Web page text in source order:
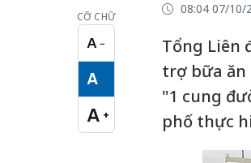
CỠ CHỮ
A −
Cỡ chữ nhỏ
A
Cỡ chữ vừa
A +
Cỡ chữ lớn
08:04 07/10/
Tổng Liên
trợ bữa ăn
"1 cung
phố thực